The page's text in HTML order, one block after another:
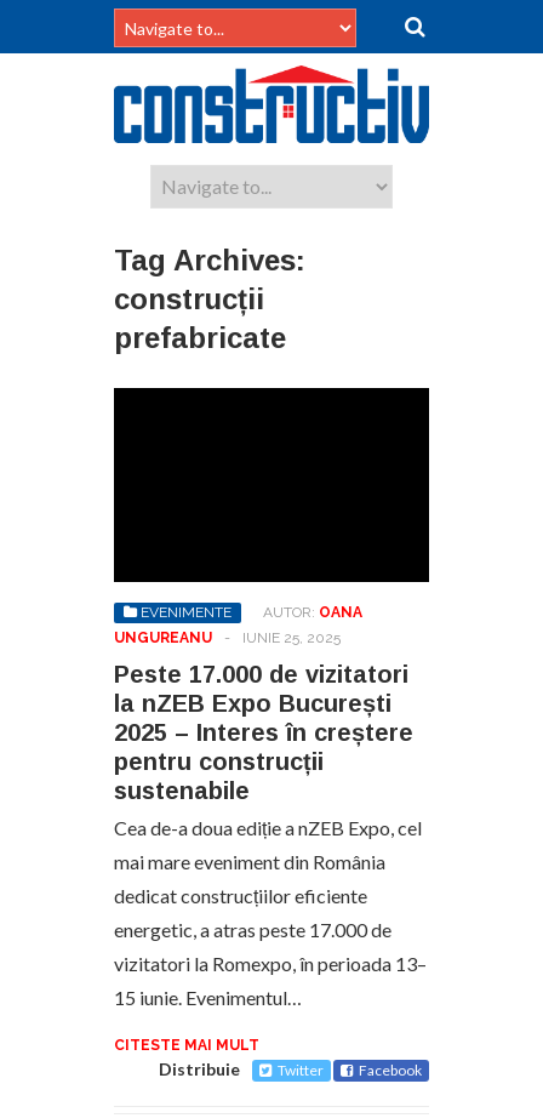
Tag Archives:
construcții
prefabricate
EVENIMENTE AUTOR: OANA
UNGUREANU
- IUNIE 25, 2025
Peste 17.000 de vizitatori
la nZEB Expo București
2025 – Interes în creștere
pentru construcții
sustenabile
Cea de-a doua ediție a nZEB Expo, cel
mai mare eveniment din România
dedicat construcțiilor eficiente
energetic, a atras peste 17.000 de
vizitatori la Romexpo, în perioada 13–
15 iunie. Evenimentul…
CITESTE MAI MULT
Distribuie Twitter Facebook